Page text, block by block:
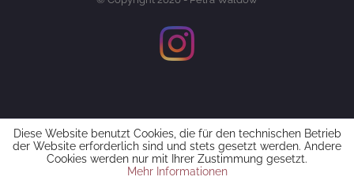
Diese Website benutzt Cookies, die für den technischen Betrieb
der Website erforderlich sind und stets gesetzt werden. Andere
Cookies werden nur mit Ihrer Zustimmung gesetzt.
Mehr Informationen